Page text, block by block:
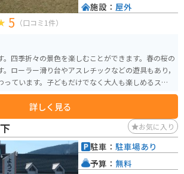
5 （口コミ1件）
。四季折々の景色を楽しむことができます。春の桜の
ローラー滑り台やアスレチックなどの遊具もあり，
っています。子どもだけでなく大人も楽しめるスポ
詳しく見る
施設： 屋外
お気に入り
駐車： 駐車場あり
予算： 無料